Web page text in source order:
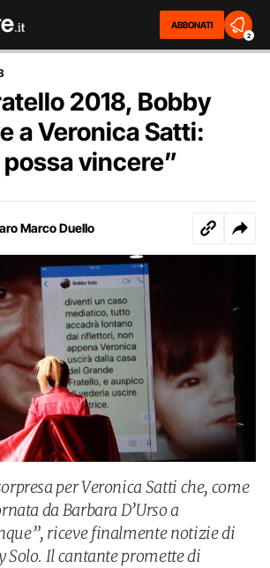
ABBONATI
2
2018, Bobby
a Veronica Satti:
vincere”
Marco Duello
per Veronica Satti che, come
da Barbara D’Urso a
riceve finalmente notizie di
Solo. Il cantante promette di